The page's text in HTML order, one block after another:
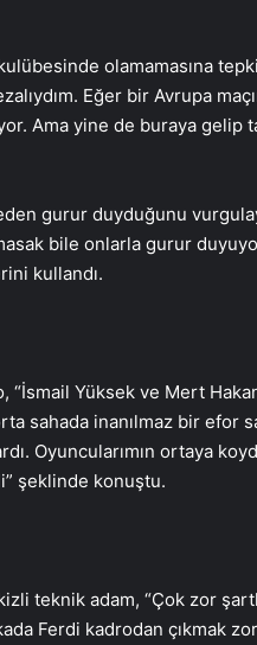
olamamasına
Eğer bir Avrupa
Ama yine de buraya gelip
gurur duyduğunu
bile onlarla gurur
kullandı.
“İsmail Yüksek ve Mert
sahada inanılmaz bir efor
Oyuncularımın ortaya
şeklinde konuştu.
teknik adam, “Çok zor
Ferdi kadrodan çıkmak